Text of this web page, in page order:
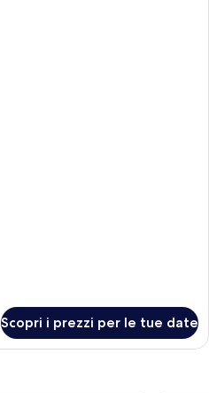
Scopri i prezzi per le tue date